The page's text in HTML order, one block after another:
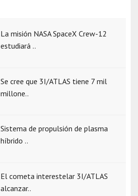
La misión NASA SpaceX Crew-12
estudiará ..
Se cree que 3I/ATLAS tiene 7 mil
millone..
Sistema de propulsión de plasma
híbrido ..
El cometa interestelar 3I/ATLAS
alcanzar..